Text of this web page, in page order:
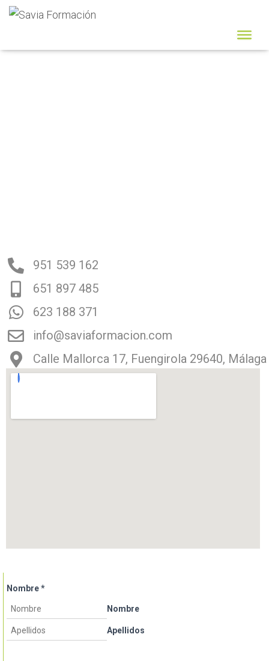
951 539 162
651 897 485
623 188 371
info@saviaformacion.com
Calle Mallorca 17, Fuengirola 29640, Málaga
Nombre*
Nombre
Apellidos